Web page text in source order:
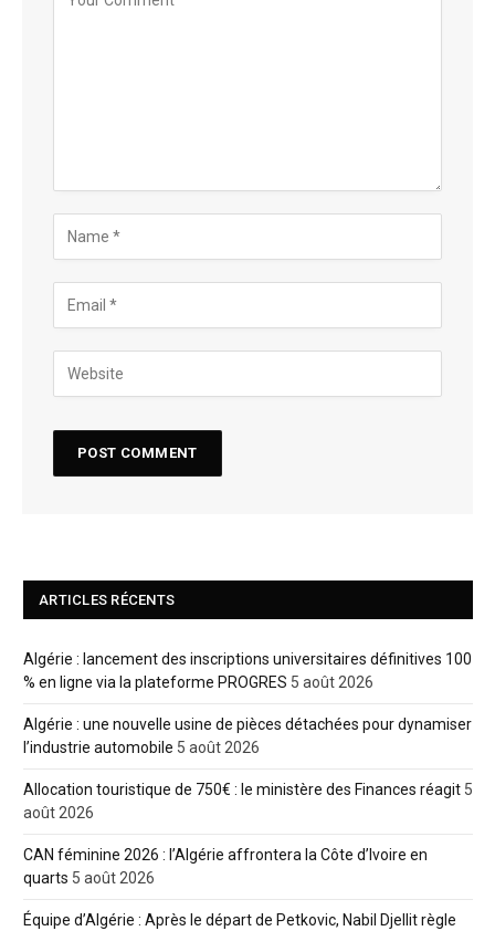
ARTICLES RÉCENTS
Algérie : lancement des inscriptions universitaires définitives 100
% en ligne via la plateforme PROGRES 5 août 2026
Algérie : une nouvelle usine de pièces détachées pour dynamiser
l’industrie automobile 5 août 2026
Allocation touristique de 750€ : le ministère des Finances réagit 5
août 2026
CAN féminine 2026 : l’Algérie affrontera la Côte d’Ivoire en
quarts 5 août 2026
Équipe d’Algérie : Après le départ de Petkovic, Nabil Djellit règle